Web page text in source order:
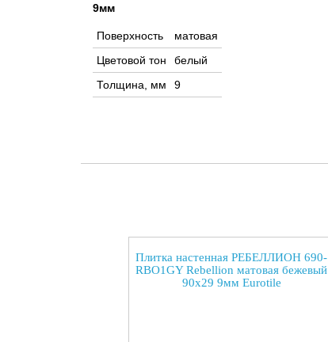
9мм
Поверхность
матовая
Цветовой тон
белый
Толщина, мм
9
Плитка настенная РЕБЕЛЛИОН 690-
RBO1GY Rebellion матовая бежевый
90x29 9мм Eurotile